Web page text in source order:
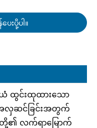
ပေးပို့ပါ။
ထွင်းထုထားသော
အလှဆင်ခြင်းအတွက်
ပ်တို့၏ လက်ရာမြောက်